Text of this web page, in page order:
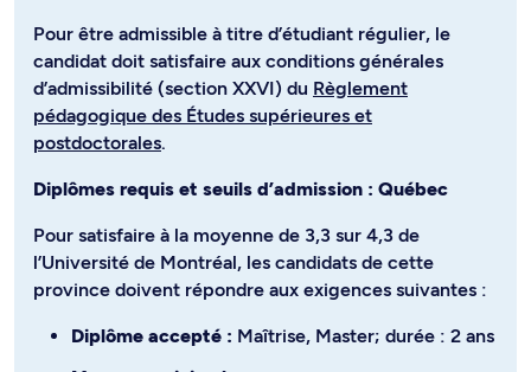
Pour être admissible à titre d’étudiant régulier, le
candidat doit satisfaire aux conditions générales
d’admissibilité (section XXVI) du Règlement
pédagogique des Études supérieures et
postdoctorales.
Diplômes requis et seuils d’admission : Québec
Pour satisfaire à la moyenne de 3,3 sur 4,3 de
l’Université de Montréal, les candidats de cette
province doivent répondre aux exigences suivantes :
Diplôme accepté : Maîtrise, Master; durée : 2 ans